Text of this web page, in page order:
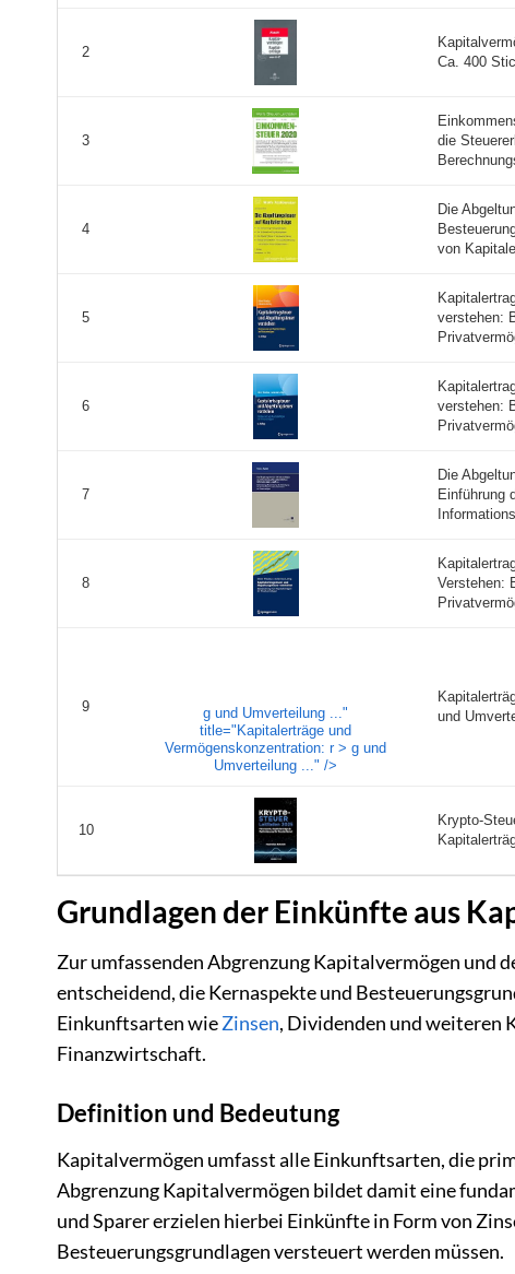
2
Ca. 400
3
die
4
Die
von
5
verstehen:
6
verstehen:
7
Die
Einführung
8
Verstehen:
9
g und Umverteilung ..."
title="Kapitalerträge und
Vermögenskonzentration: r > g und
Umverteilung ..." />
und
10
Krypto-
Grundlagen der Einkünfte aus
Zur umfassenden Abgrenzung Kapitalvermögen und
entscheidend, die Kernaspekte und
Einkunftsarten wieZinsen, Dividenden und weiteren
Finanzwirtschaft.
Definition und Bedeutung
Kapitalvermögen umfasst alle Einkunftsarten, die
Abgrenzung Kapitalvermögen bildet damit eine
und Sparer erzielen hierbei Einkünfte in Form von
Besteuerungsgrundlagen versteuert werden müssen.